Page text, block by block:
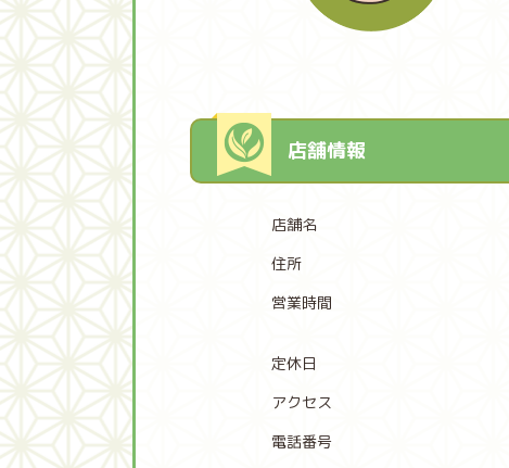
店舗情報
店舗名
住所
営業時間
定休日
アクセス
電話番号